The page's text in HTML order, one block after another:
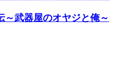
～武器屋のオヤジと俺～